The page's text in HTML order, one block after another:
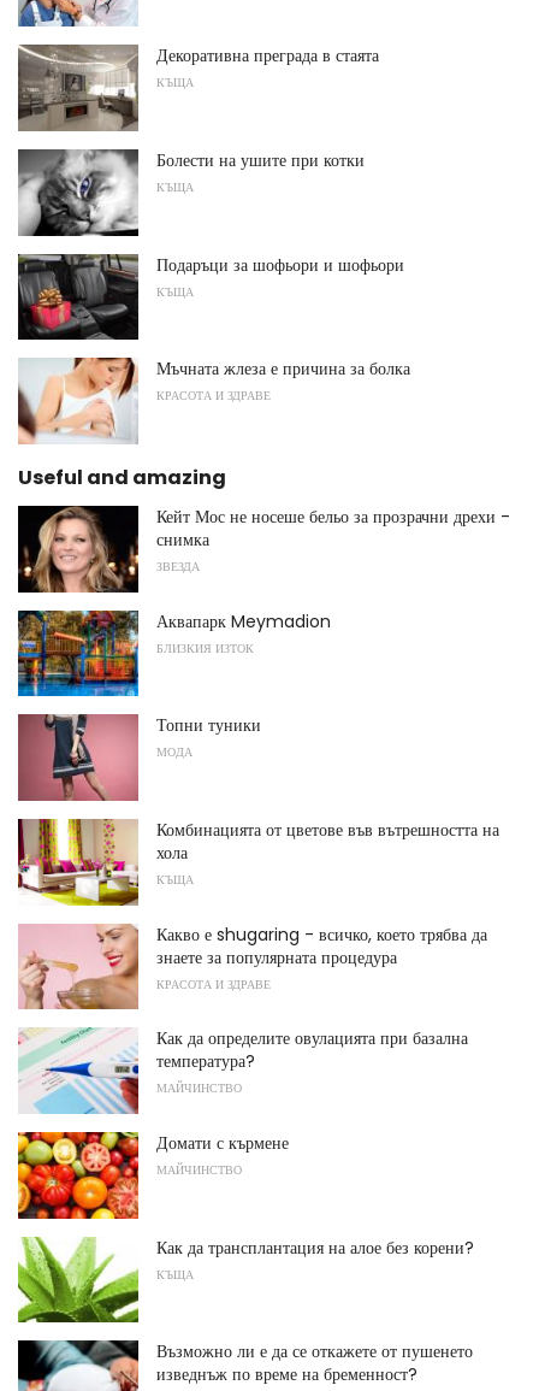
Декоративна преграда в стаята
КЪЩА
Болести на ушите при котки
КЪЩА
Подаръци за шофьори и шофьори
КЪЩА
Мъчната жлеза е причина за болка
КРАСОТА И ЗДРАВЕ
Useful and amazing
Кейт Мос не носеше бельо за прозрачни дрехи -
снимка
ЗВЕЗДА
Аквапарк Meymadion
БЛИЗКИЯ ИЗТОК
Топни туники
МОДА
Комбинацията от цветове във вътрешността на
хола
КЪЩА
Какво е shugaring - всичко, което трябва да
знаете за популярната процедура
КРАСОТА И ЗДРАВЕ
Как да определите овулацията при базална
температура?
МАЙЧИНСТВО
Домати с кърмене
МАЙЧИНСТВО
Как да трансплантация на алое без корени?
КЪЩА
Възможно ли е да се откажете от пушенето
изведнъж по време на бременност?